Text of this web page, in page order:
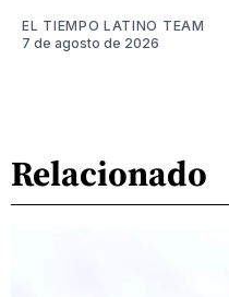
EL TIEMPO LATINO TEAM
7 de agosto de 2026
Relacionado